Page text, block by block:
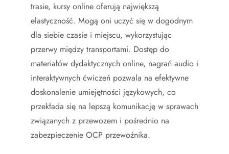
trasie, kursy online oferują największą
elastyczność. Mogą oni uczyć się w dogodnym
dla siebie czasie i miejscu, wykorzystując
przerwy między transportami. Dostęp do
materiałów dydaktycznych online, nagrań audio i
interaktywnych ćwiczeń pozwala na efektywne
doskonalenie umiejętności językowych, co
przekłada się na lepszą komunikację w sprawach
związanych z przewozem i pośrednio na
zabezpieczenie OCP przewoźnika.